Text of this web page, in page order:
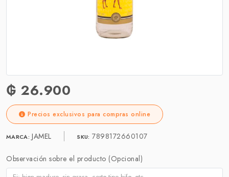
₲ 26.900
Precios exclusivos para compras online
MARCA: JAMEL SKU: 7898172660107
Observación sobre el producto (Opcional)